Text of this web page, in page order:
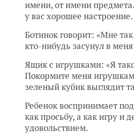
имени, от имени предмета.
у вас хорошее настроение.
Ботинок говорит: «Мне
кто-нибудь засунул в
Ящик с игрушками: «Я
Покормите меня
зеленый кубик выглядит
Ребенок воспринимает
как просьбу, а как игру и
удовольствием.